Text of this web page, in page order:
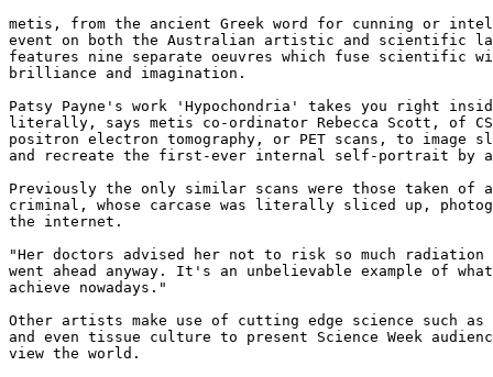
metis, from the ancient Greek word for cunning or
event on both the Australian artistic and scientific
features nine separate oeuvres which fuse scientific
brilliance and imagination.
Patsy Payne's work 'Hypochondria' takes you right
literally, says metis co-ordinator Rebecca Scott, of
positron electron tomography, or PET scans, to image
and recreate the first-ever internal self-portrait
Previously the only similar scans were those taken of
criminal, whose carcase was literally sliced up,
the internet.
"Her doctors advised her not to risk so much radiation
went ahead anyway. It's an unbelievable example of
achieve nowadays."
Other artists make use of cutting edge science such as
and even tissue culture to present Science Week
view the world.